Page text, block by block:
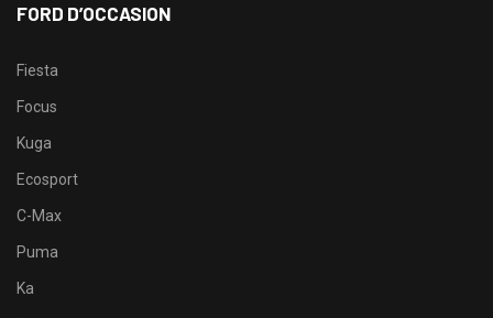
FORD D’OCCASION
Fiesta
Focus
Kuga
Ecosport
C-Max
Puma
Ka